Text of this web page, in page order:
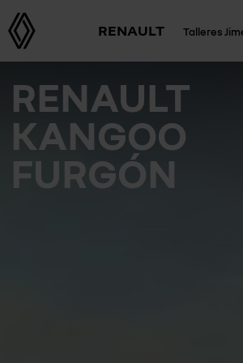
RENAULT Talleres
RENAULT
KANGOO
FURGÓN